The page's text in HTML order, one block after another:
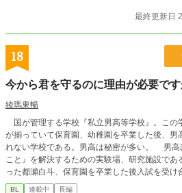
最終更新日
18
今から君を守るのに理由が必要です
綾瑪東暢
国が管理する学校『私立男高等学校』。この
が揃っていて保育園、幼稚園を卒業した後、男
れない学校である。男高は秘密が多い。 男高
こと』を解決するための実験場、研究施設
った都瀬白斗、保育園を卒業した後入試を受
ぬ再会を果たした二人。男高の中で行われてい
BL 連載中 長編